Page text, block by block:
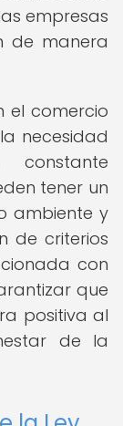
empresas
de manera
el comercio
necesidad
tener un
ambiente y
de criterios
con
que
positiva al
de la